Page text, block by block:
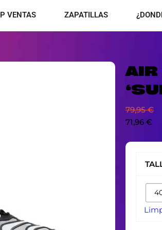
VENTAS OPEN TOP VENTAS
ZAPATILLAS OPEN
AIR
79,95€
71,96 €
MAX
DRIFT